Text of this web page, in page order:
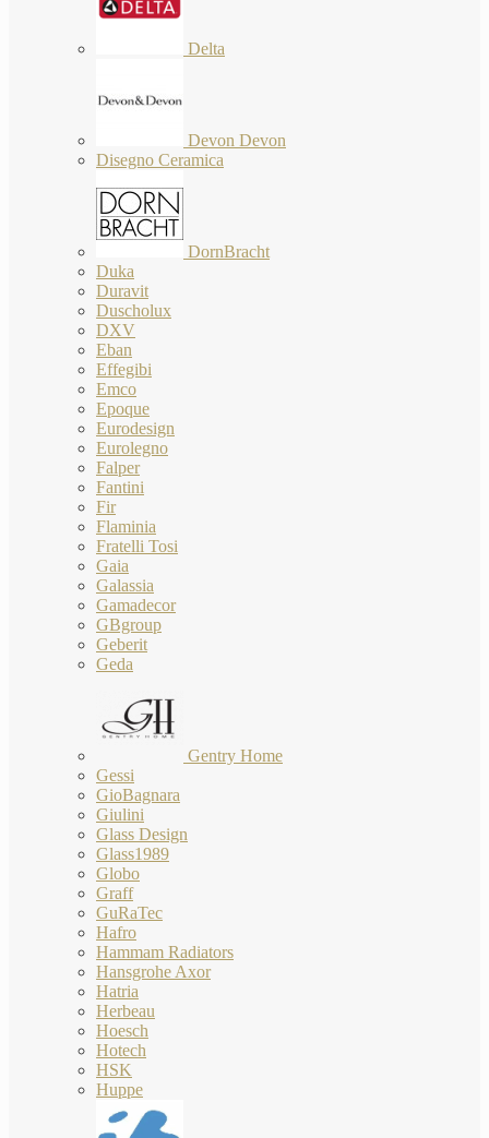
Delta
Devon Devon
Disegno Ceramica
DornBracht
Duka
Duravit
Duscholux
DXV
Eban
Effegibi
Emco
Epoque
Eurodesign
Eurolegno
Falper
Fantini
Fir
Flaminia
Fratelli Tosi
Gaia
Galassia
Gamadecor
GBgroup
Geberit
Geda
Gentry Home
Gessi
GioBagnara
Giulini
Glass Design
Glass1989
Globo
Graff
GuRaTec
Hafro
Hammam Radiators
Hansgrohe Axor
Hatria
Herbeau
Hoesch
Hotech
HSK
Huppe